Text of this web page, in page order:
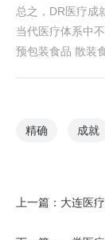
总之，DR医疗成
当代医疗体系中
预包装食品 散装
精确 成就
上一篇： 大连医